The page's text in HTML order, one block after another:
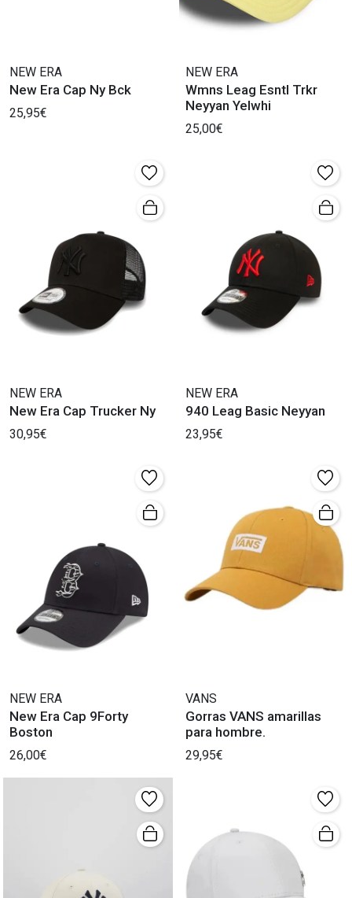
NEW ERA
New Era Cap Ny Bck
25,95€
NEW ERA
Wmns Leag Esntl Trkr
Neyyan Yelwhi
25,00€
NEW ERA
New Era Cap Trucker Ny
30,95€
NEW ERA
940 Leag Basic Neyyan
23,95€
NEW ERA
New Era Cap 9Forty
Boston
26,00€
VANS
Gorras VANS amarillas
para hombre.
29,95€